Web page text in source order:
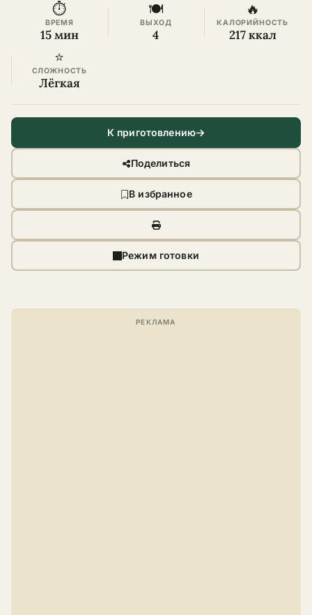
⏱
ВРЕМЯ
15 мин
🍽
ВЫХОД
4
🔥
КАЛОРИЙНОСТЬ
217 ккал
⭐
СЛОЖНОСТЬ
Лёгкая
К приготовлению
Поделиться
В избранное
Режим готовки